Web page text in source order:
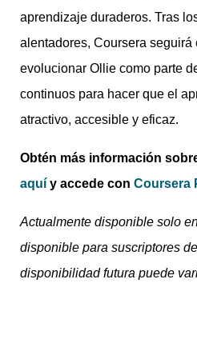
aprendizaje duraderos. Tras
alentadores, Coursera
evolucionar Ollie como parte
continuos para hacer que el
atractivo, accesible y eficaz.
Obtén más información
aquí y accede con Coursera
Actualmente disponible solo
disponible para suscriptores
disponibilidad futura puede